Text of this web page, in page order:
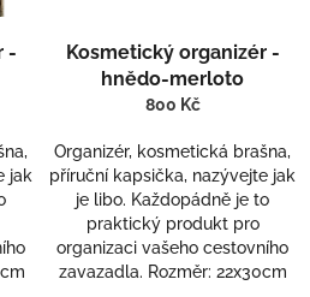
-
jak
Kosmetický organizér -
hnědo-merloto
800 Kč
Organizér, kosmetická brašna,
příruční kapsička, nazývejte jak
je libo. Každopádně je to
praktický produkt pro
organizaci vašeho cestovního
zavazadla. Rozměr: 22x30cm